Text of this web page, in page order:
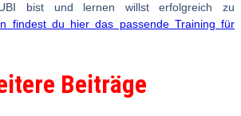
bist und lernen willst erfolgreich zu
findest du hier das passende Training für
Beiträge